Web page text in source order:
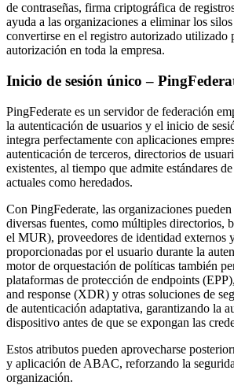
de contraseñas, firma criptográfica de
ayuda a las organizaciones a eliminar los
convertirse en el registro autorizado utilizado
autorización en toda la empresa.
Inicio de sesión único –
PingFederate es un servidor de federación
la autenticación de usuarios y el inicio de
integra perfectamente con aplicaciones
autenticación de terceros, directorios de
existentes, al tiempo que admite estándares
actuales como heredados.
Con PingFederate, las organizaciones
diversas fuentes, como múltiples directorios,
el MUR), proveedores de identidad externos
proporcionadas por el usuario durante la
motor de orquestación de políticas también
plataformas de protección de endpoints
and response (XDR) y otras soluciones de
de autenticación adaptativa, garantizando la
dispositivo antes de que se expongan las
Estos atributos pueden aprovecharse
y aplicación de ABAC, reforzando la
organización.